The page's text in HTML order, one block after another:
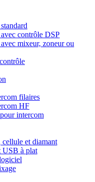
contrôle DSP
mixeur, zoneur ou
filaires
HF
intercom
et diamant
USB à plat